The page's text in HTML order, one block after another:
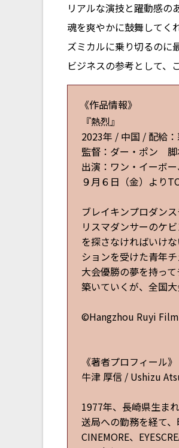
リアルな演技と躍動感の
魂を爽やかに鼓舞してく
ズミカルに乗り切るのに
ビジネスの参考として、
《作品情報》
『熱烈』
2023年 / 中国 / 配給
監督：ダー・ポン 脚
出演：ワン・イーボ
９月６日（金）より
ブレイキンプロダン
リスマダンサーのケ
を探さなければいけ
ションを受けた青年
大会優勝の夢を持っ
築いていくが、全国
©Hangzhou Ruyi
《著者プロフィール》
牛津 厚信 / Ushizu
1977年、長崎県生ま
送局への勤務を経て
CINEMORE、